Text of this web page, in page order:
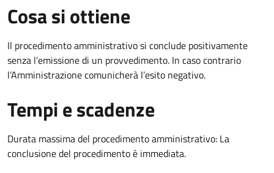
Cosa si ottiene
Il procedimento amministrativo si conclude positivamente
senza l’emissione di un provvedimento. In caso contrario
l’Amministrazione comunicherà l’esito negativo.
Tempi e scadenze
Durata massima del procedimento amministrativo: La
conclusione del procedimento è immediata.